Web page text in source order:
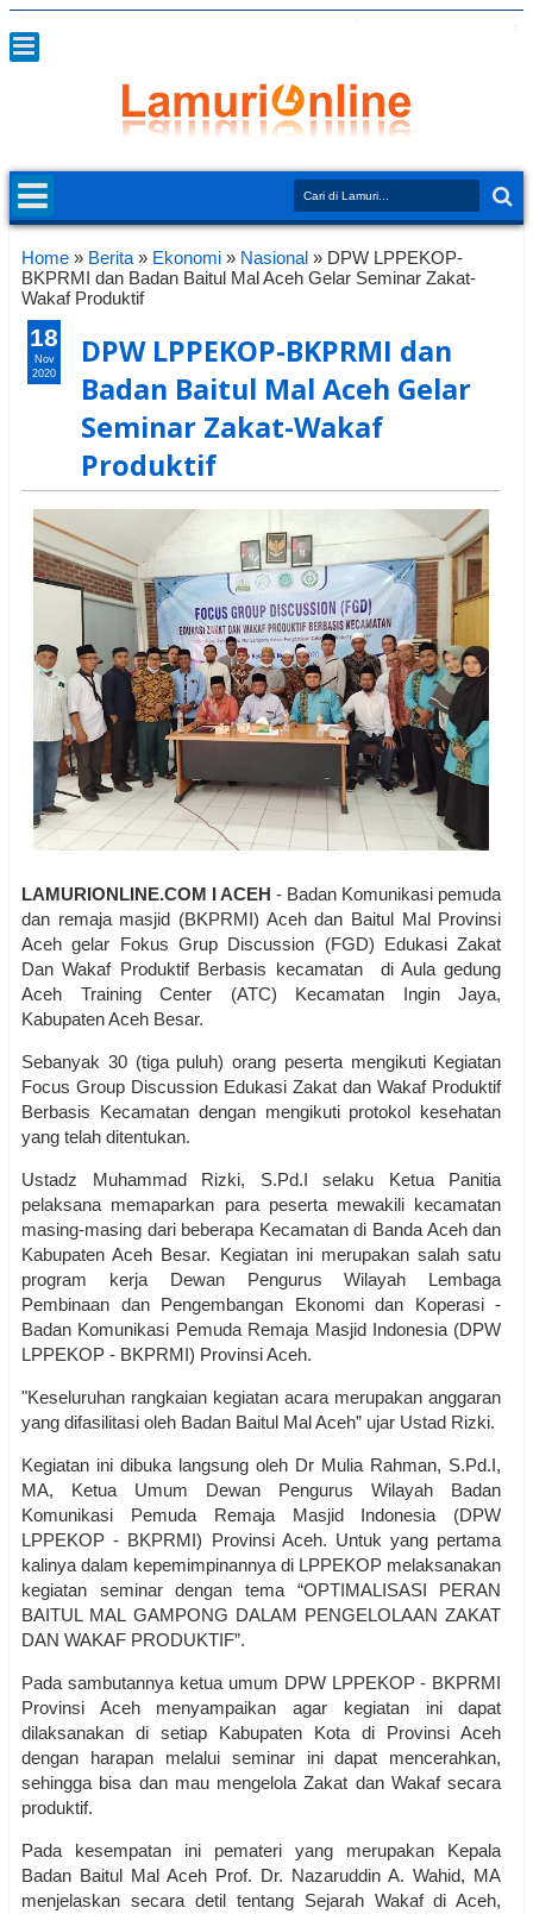
Home » Berita » Ekonomi » Nasional » DPW LPPEKOP-
BKPRMI dan Badan Baitul Mal Aceh Gelar Seminar Zakat-
Wakaf Produktif
DPW LPPEKOP-BKPRMI dan
Badan Baitul Mal Aceh Gelar
Seminar Zakat-Wakaf
Produktif
LAMURIONLINE.COM I ACEH- Badan Komunikasi pemuda
dan remaja masjid (BKPRMI) Aceh dan Baitul Mal Provinsi
Aceh gelar Fokus Grup Discussion (FGD) Edukasi Zakat
Dan Wakaf Produktif Berbasis kecamatan di Aula gedung
Aceh Training Center (ATC) Kecamatan Ingin Jaya,
Kabupaten Aceh Besar.
Sebanyak 30 (tiga puluh) orang peserta mengikuti Kegiatan
Focus Group Discussion Edukasi Zakat dan Wakaf Produktif
Berbasis Kecamatan dengan mengikuti protokol kesehatan
yang telah ditentukan.
Ustadz Muhammad Rizki, S.Pd.I selaku Ketua Panitia
pelaksana memaparkan para peserta mewakili kecamatan
masing-masing dari beberapa Kecamatan di Banda Aceh dan
Kabupaten Aceh Besar. Kegiatan ini merupakan salah satu
program kerja Dewan Pengurus Wilayah Lembaga
Pembinaan dan Pengembangan Ekonomi dan Koperasi -
Badan Komunikasi Pemuda Remaja Masjid Indonesia (DPW
LPPEKOP - BKPRMI) Provinsi Aceh.
"Keseluruhan rangkaian kegiatan acara merupakan anggaran
yang difasilitasi oleh Badan Baitul Mal Aceh” ujar Ustad Rizki.
Kegiatan ini dibuka langsung oleh Dr Mulia Rahman, S.Pd.I,
MA, Ketua Umum Dewan Pengurus Wilayah Badan
Komunikasi Pemuda Remaja Masjid Indonesia (DPW
LPPEKOP - BKPRMI) Provinsi Aceh. Untuk yang pertama
kalinya dalam kepemimpinannya di LPPEKOP melaksanakan
kegiatan seminar dengan tema “OPTIMALISASI PERAN
BAITUL MAL GAMPONG DALAM PENGELOLAAN ZAKAT
DAN WAKAF PRODUKTIF”.
Pada sambutannya ketua umum DPW LPPEKOP - BKPRMI
Provinsi Aceh menyampaikan agar kegiatan ini dapat
dilaksanakan di setiap Kabupaten Kota di Provinsi Aceh
dengan harapan melalui seminar ini dapat mencerahkan,
sehingga bisa dan mau mengelola Zakat dan Wakaf secara
produktif.
Pada kesempatan ini pemateri yang merupakan Kepala
Badan Baitul Mal Aceh Prof. Dr. Nazaruddin A. Wahid, MA
menjelaskan secara detil tentang Sejarah Wakaf di Aceh,
18
Nov
2020